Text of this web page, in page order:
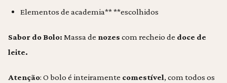
Elementos de academia** **escolhidos
Sabor do Bolo: Massa de nozes com recheio de doce de
leite.
Atenção: O bolo é inteiramente comestível, com todos os